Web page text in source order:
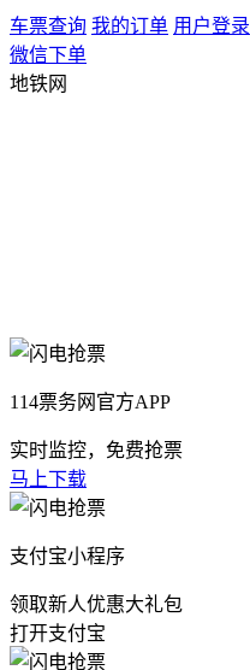
车票查询 我的订单 用户登录
微信下单
地铁网
114票务网官方APP
实时监控，免费抢票
马上下载
支付宝小程序
领取新人优惠大礼包
打开支付宝